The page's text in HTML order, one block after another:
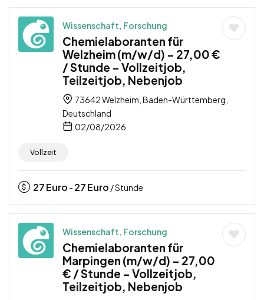
Wissenschaft, Forschung
Chemielaboranten für
Welzheim (m/w/d) – 27,00 €
/ Stunde – Vollzeitjob,
Teilzeitjob, Nebenjob
73642 Welzheim, Baden-Württemberg,
Deutschland
02/08/2026
Vollzeit
27Euro - 27Euro / Stunde
Wissenschaft, Forschung
Chemielaboranten für
Marpingen (m/w/d) – 27,00
€ / Stunde – Vollzeitjob,
Teilzeitjob, Nebenjob